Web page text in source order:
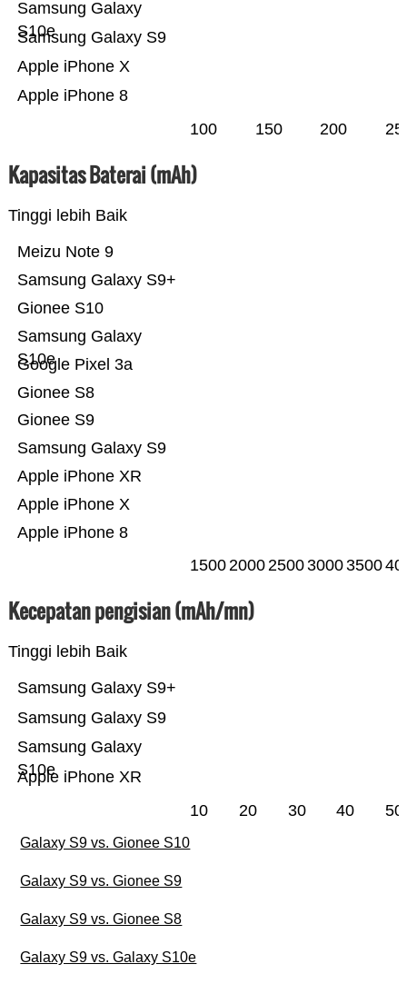
Apple iPhone 8
Apple iPhone X
Samsung Galaxy S9
Samsung Galaxy
S10e
100 150 200
Kapasitas Baterai (mAh)
Tinggi lebih Baik
Apple iPhone 8
Apple iPhone X
Apple iPhone XR
Samsung Galaxy S9
Gionee S9
Gionee S8
Google Pixel 3a
Samsung Galaxy
S10e
Gionee S10
Samsung Galaxy S9+
Meizu Note 9
15002000250030003500
Kecepatan pengisian (mAh/mn)
Tinggi lebih Baik
Apple iPhone XR
Samsung Galaxy
S10e
Samsung Galaxy S9
Samsung Galaxy S9+
10 20 30 40 50
Galaxy S9 vs. Gionee S10
Galaxy S9 vs. Gionee S9
Galaxy S9 vs. Gionee S8
Galaxy S9 vs. Galaxy S10e